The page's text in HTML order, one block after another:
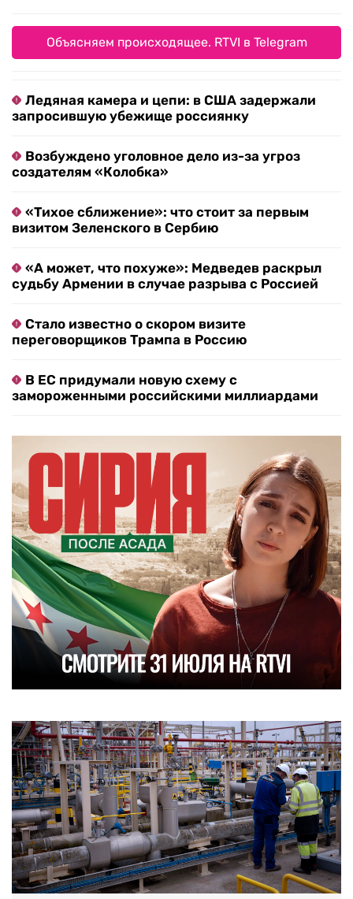
Объясняем происходящее. RTVI в Telegram
Ледяная камера и цепи: в США задержали
запросившую убежище россиянку
Возбуждено уголовное дело из-за угроз
создателям «Колобка»
«Тихое сближение»: что стоит за первым
визитом Зеленского в Сербию
«А может, что похуже»: Медведев раскрыл
судьбу Армении в случае разрыва с Россией
Стало известно о скором визите
переговорщиков Трампа в Россию
В ЕС придумали новую схему с
замороженными российскими миллиардами